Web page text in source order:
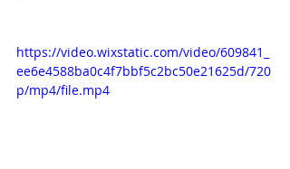
https://video.wixstatic.com/video/609841_
ee6e4588ba0c4f7bbf5c2bc50e21625d/720
p/mp4/file.mp4